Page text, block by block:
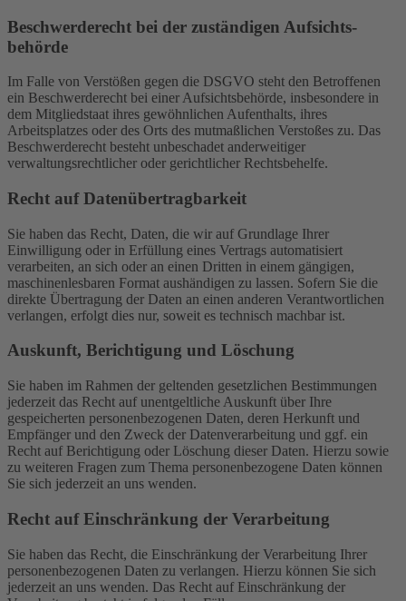
Beschwerde­recht bei der zuständigen Aufsichts­
behörde
Im Falle von Verstößen gegen die DSGVO steht den Betroffenen
ein Beschwerderecht bei einer Aufsichtsbehörde, insbesondere in
dem Mitgliedstaat ihres gewöhnlichen Aufenthalts, ihres
Arbeitsplatzes oder des Orts des mutmaßlichen Verstoßes zu. Das
Beschwerderecht besteht unbeschadet anderweitiger
verwaltungsrechtlicher oder gerichtlicher Rechtsbehelfe.
Recht auf Daten­übertrag­barkeit
Sie haben das Recht, Daten, die wir auf Grundlage Ihrer
Einwilligung oder in Erfüllung eines Vertrags automatisiert
verarbeiten, an sich oder an einen Dritten in einem gängigen,
maschinenlesbaren Format aushändigen zu lassen. Sofern Sie die
direkte Übertragung der Daten an einen anderen Verantwortlichen
verlangen, erfolgt dies nur, soweit es technisch machbar ist.
Auskunft, Berichtigung und Löschung
Sie haben im Rahmen der geltenden gesetzlichen Bestimmungen
jederzeit das Recht auf unentgeltliche Auskunft über Ihre
gespeicherten personenbezogenen Daten, deren Herkunft und
Empfänger und den Zweck der Datenverarbeitung und ggf. ein
Recht auf Berichtigung oder Löschung dieser Daten. Hierzu sowie
zu weiteren Fragen zum Thema personenbezogene Daten können
Sie sich jederzeit an uns wenden.
Recht auf Einschränkung der Verarbeitung
Sie haben das Recht, die Einschränkung der Verarbeitung Ihrer
personenbezogenen Daten zu verlangen. Hierzu können Sie sich
jederzeit an uns wenden. Das Recht auf Einschränkung der